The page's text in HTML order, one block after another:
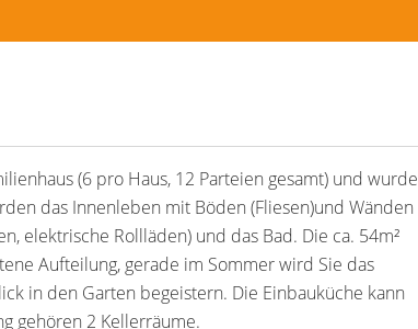
(6 pro Haus, 12 Parteien gesamt) und wurde
das Innenleben mit Böden (Fliesen)und Wänden
elektrische Rollläden) und das Bad. Die ca. 54m²
Aufteilung, gerade im Sommer wird Sie das
in den Garten begeistern. Die Einbauküche kann
gehören 2 Kellerräume.